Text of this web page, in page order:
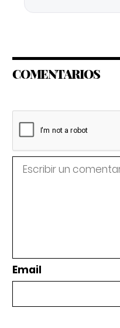
COMENTARIOS
Email